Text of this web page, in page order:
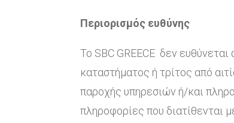
Περιορισμός ευθύνης
Το SBC GREECE δεν
καταστήματος ή τρίτος από
παροχής υπηρεσιών ή/και
πληροφορίες που διατίθενται